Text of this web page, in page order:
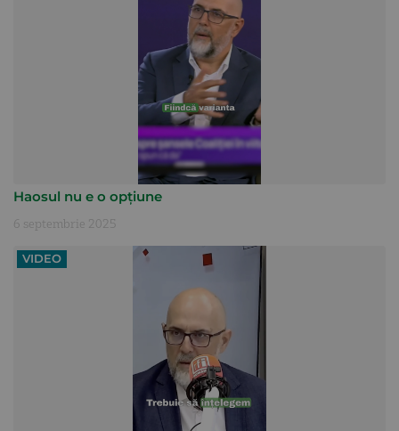
Haosul nu e o opțiune
6 septembrie 2025
VIDEO